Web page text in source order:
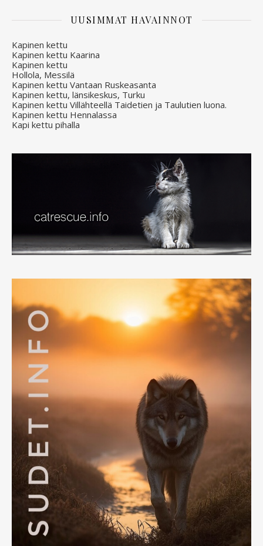
UUSIMMAT HAVAINNOT
Kapinen kettu
Kapinen kettu Kaarina
Kapinen kettu
Hollola, Messilä
Kapinen kettu Vantaan Ruskeasanta
Kapinen kettu, länsikeskus, Turku
Kapinen kettu Villähteellä Taidetien ja Taulutien luona.
Kapinen kettu Hennalassa
Kapi kettu pihalla